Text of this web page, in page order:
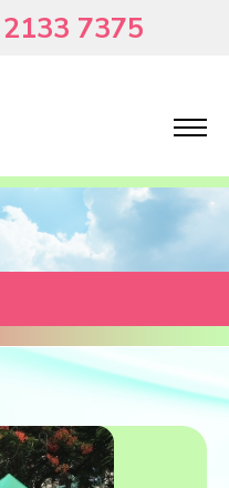
2133 7375